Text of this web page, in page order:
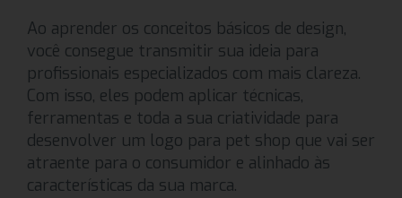
Ao aprender os conceitos básicos de design,
você consegue transmitir sua ideia para
profissionais especializados com mais clareza.
Com isso, eles podem aplicar técnicas,
ferramentas e toda a sua criatividade para
desenvolver um logo para pet shop que vai ser
atraente para o consumidor e alinhado às
características da sua marca.